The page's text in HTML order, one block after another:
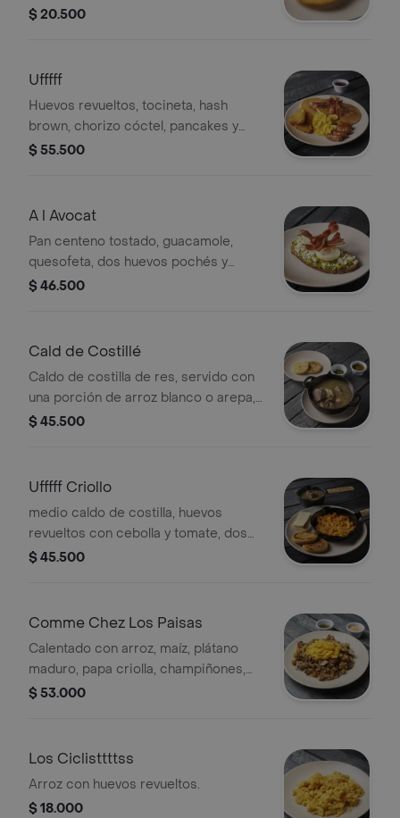
$ 20.500
Ufffff
Huevos revueltos, tocineta, hash
brown, chorizo cóctel, pancakes y
miel de maple.
$ 55.500
A l Avocat
Pan centeno tostado, guacamole,
quesofeta, dos huevos pochés y
tocineta
$ 46.500
Cald de Costillé
Caldo de costilla de res, servido con
una porción de arroz blanco o arepa,
ají casero y cilantro.
$ 45.500
Ufffff Criollo
medio caldo de costilla, huevos
revueltos con cebolla y tomate, dos
arepitas doradas de la casa y una
$ 45.500
Comme Chez Los Paisas
Calentado con arroz, maíz, plátano
maduro, papa criolla, champiñones,
cebollín, cilantro y tortilla de huevo o
$ 53.000
Los Ciclisttttss
Arroz con huevos revueltos.
$ 18.000